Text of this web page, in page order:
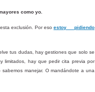
como yo.
exclusión. Por eso estoy pidiendo
tus dudas, hay gestiones que solo se
limitados, hay que pedir cita previa por
manejar. O mandándote a una